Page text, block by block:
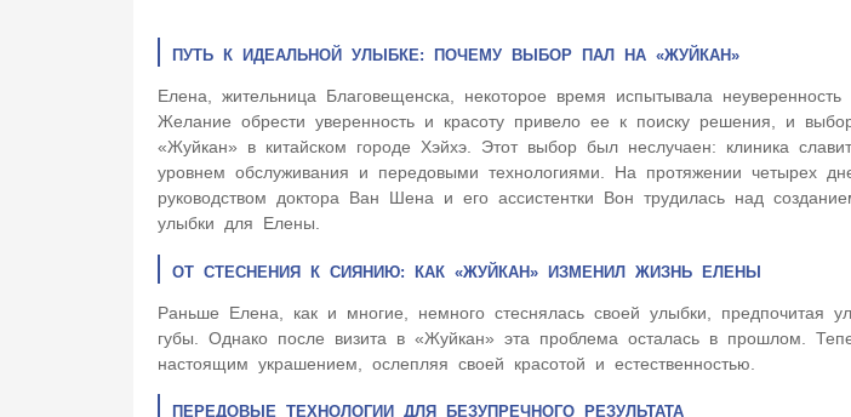
ПУТЬ К ИДЕАЛЬНОЙ УЛЫБКЕ: ПОЧЕМУ ВЫБОР ПАЛ НА «ЖУЙКАН»
Елена, жительница Благовещенска, некоторое время испытывала неуверенность
Желание обрести уверенность и красоту привело ее к поиску решения, и
«Жуйкан» в китайском городе Хэйхэ. Этот выбор был неслучаен: клиника
уровнем обслуживания и передовыми технологиями. На протяжении четырех
руководством доктора Ван Шена и его ассистентки Вон трудилась над
улыбки для Елены.
ОТ СТЕСНЕНИЯ К СИЯНИЮ: КАК «ЖУЙКАН» ИЗМЕНИЛ ЖИЗНЬ ЕЛЕНЫ
Раньше Елена, как и многие, немного стеснялась своей улыбки, предпочитая
губы. Однако после визита в «Жуйкан» эта проблема осталась в прошлом.
настоящим украшением, ослепляя своей красотой и естественностью.
ПЕРЕДОВЫЕ ТЕХНОЛОГИИ ДЛЯ БЕЗУПРЕЧНОГО РЕЗУЛЬТАТА